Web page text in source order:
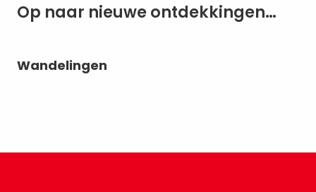
Op naar nieuwe ontdekkingen…
Wandelingen